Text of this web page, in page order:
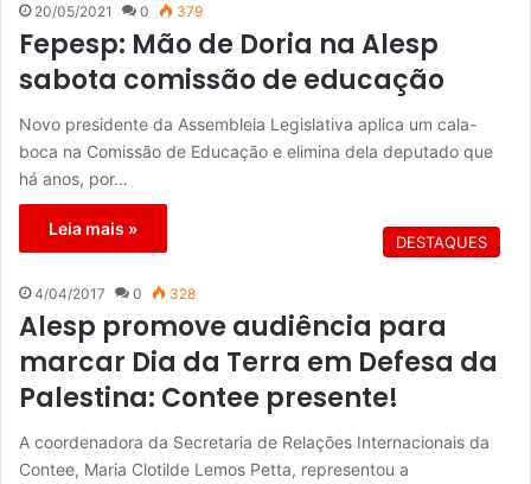
20/05/2021 0 379
Fepesp: Mão de Doria na Alesp
sabota comissão de educação
Novo presidente da Assembleia Legislativa aplica um cala-
boca na Comissão de Educação e elimina dela deputado que
há anos, por…
Leia mais »
DESTAQUES
4/04/2017 0 328
Alesp promove audiência para
marcar Dia da Terra em Defesa da
Palestina: Contee presente!
A coordenadora da Secretaria de Relações Internacionais da
Contee, Maria Clotilde Lemos Petta, representou a